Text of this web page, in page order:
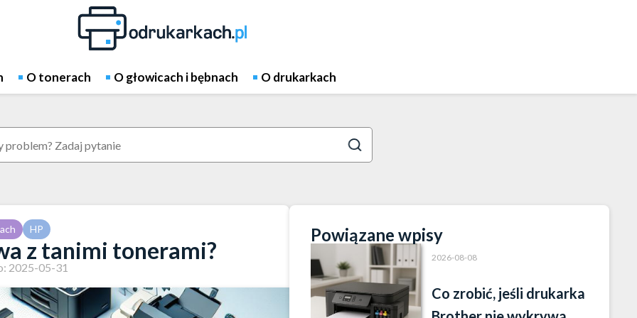
O tonerach O głowicach i bębnach O drukarkach
HP
z tanimi tonerami?
2025-05-31
Powiązane wpisy
2026-08-08
Co zrobić, jeśli drukarka